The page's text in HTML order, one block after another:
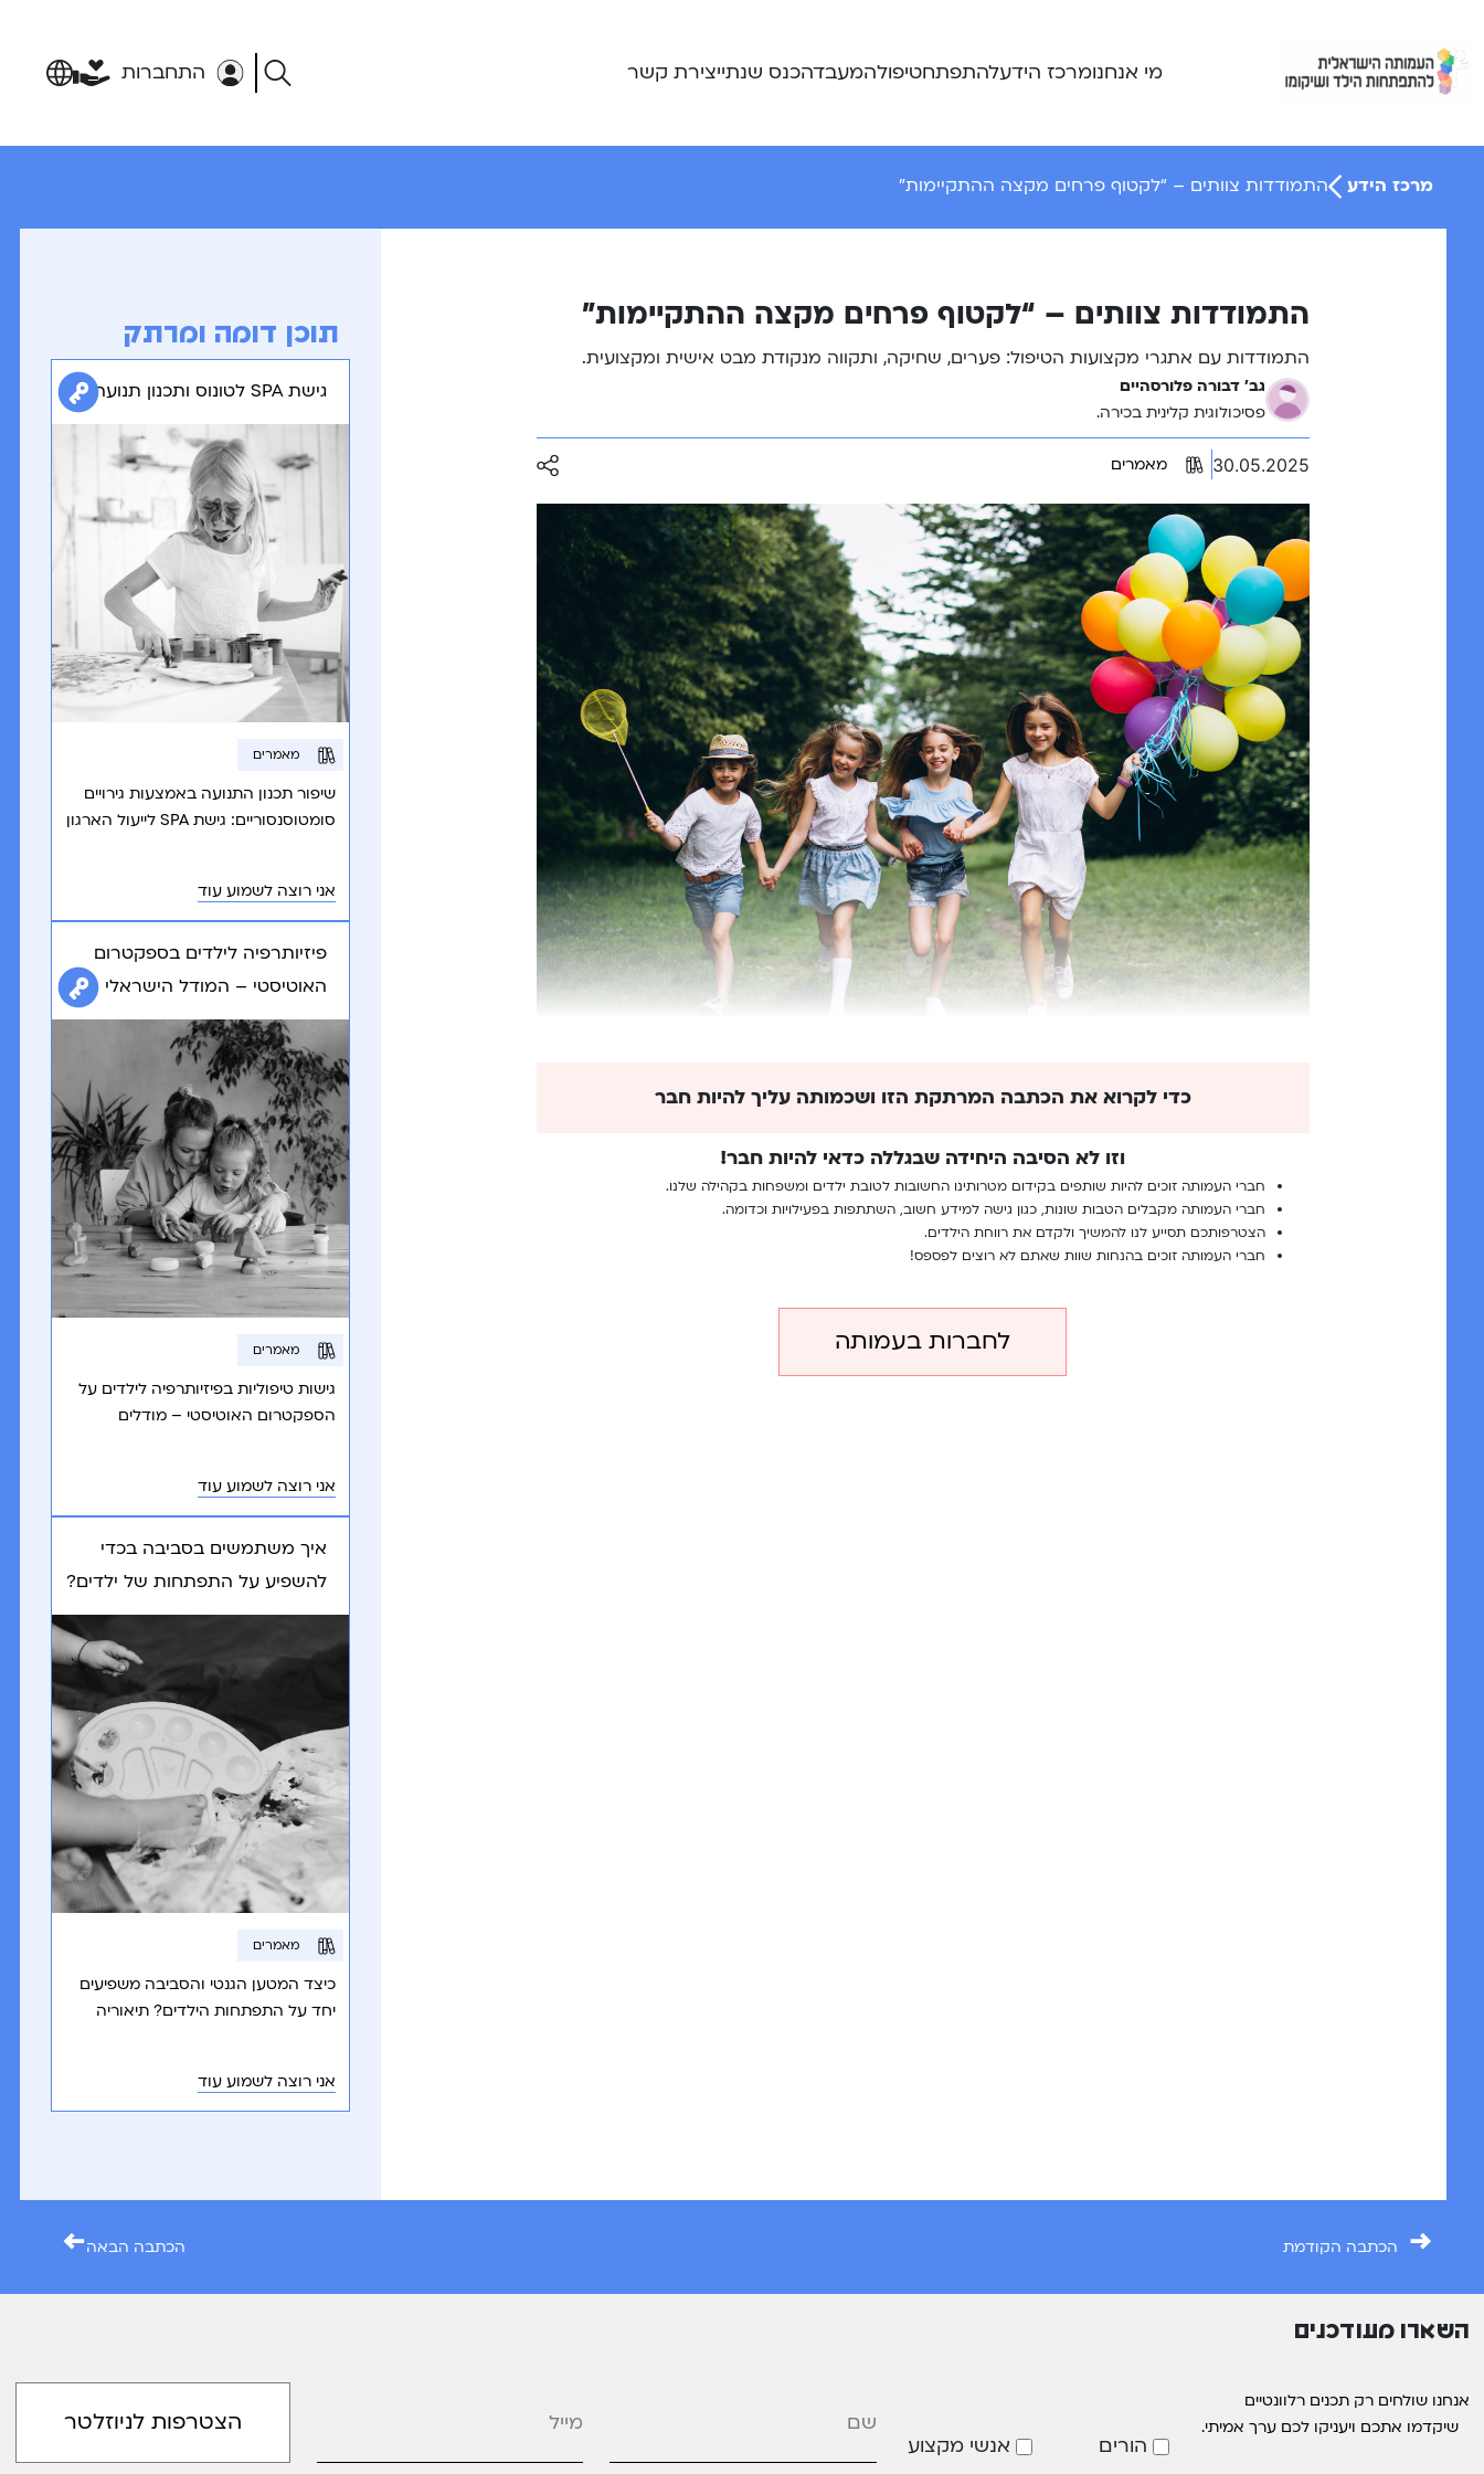
content
מי אנחנומרכז הידעלהתפתחטיפולהמעבדהכנס שנתייצירת קשר התחברות
מרכז הידע התמודדות צוותים – “לקטוף פרחים מקצה ההתקיימות”
התמודדות צוותים – “לקטוף פרחים מקצה ההתקיימות”
התמודדות עם אתגרי מקצועות הטיפול: פערים, שחיקה, ותקווה מנקודת מבט אישית ומקצועית.
גב' דבורה פלורסהיים
פסיכולוגית קלינית בכירה.
30.05.2025 מאמרים
כדי לקרוא את הכתבה המרתקת הזו ושכמותה עליך להיות חבר
וזו לא הסיבה היחידה שבגללה כדאי להיות חבר!
חברי העמותה זוכים להיות שותפים בקידום מטרותינו החשובות לטובת ילדים ומשפחות בקהילה שלנו.
חברי העמותה מקבלים הטבות שונות, כגון גישה למידע חשוב, השתתפות בפעילויות וכדומה.
הצטרפותכם תסייע לנו להמשיך ולקדם את רווחת הילדים.
חברי העמותה זוכים בהנחות שוות שאתם לא רוצים לפספס!
לחברות בעמותה
תוכן דומה ומרתק
גישת SPA לטונוס ותכנון תנועה
מאמרים
שיפור תכנון התנועה באמצעות גירויים
סומטוסנסוריים: גישת SPA לייעול הארגון
אני רוצה לשמוע עוד
פיזיותרפיה לילדים בספקטרום
האוטיסטי – המודל הישראלי
מאמרים
גישות טיפוליות בפיזיותרפיה לילדים על
הספקטרום האוטיסטי – מודלים
אני רוצה לשמוע עוד
איך משתמשים בסביבה בכדי
להשפיע על התפתחות של ילדים?
מאמרים
כיצד המטען הגנטי והסביבה משפיעים
יחד על התפתחות הילדים? תיאוריה
אני רוצה לשמוע עוד
→ הכתבה הקודמת הכתבה הבאה←
השארו מעודכנים
אנחנו שולחים רק תכנים רלוונטיים
שיקדמו אתכם ויעניקו לכם ערך אמיתי.
הורים אנשי מקצוע